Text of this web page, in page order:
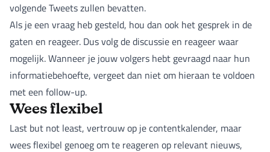
volgende Tweets zullen bevatten.
Als je een vraag heb gesteld, hou dan ook het gesprek in de
gaten en reageer. Dus volg de discussie en reageer waar
mogelijk. Wanneer je jouw volgers hebt gevraagd naar hun
informatiebehoefte, vergeet dan niet om hieraan te voldoen
met een follow-up.
Wees flexibel
Last but not least, vertrouw op je contentkalender, maar
wees flexibel genoeg om te reageren op relevant nieuws,